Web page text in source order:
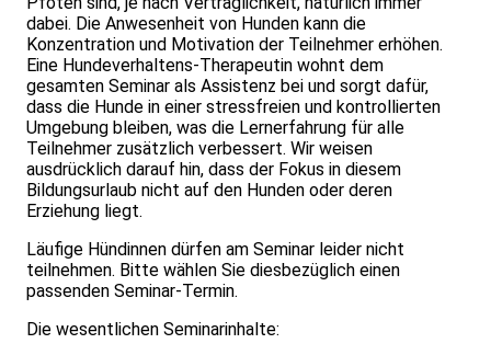
dabei. Die Anwesenheit von Hunden kann die
Konzentration und Motivation der Teilnehmer erhöhen.
Eine Hundeverhaltens-Therapeutin wohnt dem
gesamten Seminar als Assistenz bei und sorgt dafür,
dass die Hunde in einer stressfreien und kontrollierten
Umgebung bleiben, was die Lernerfahrung für alle
Teilnehmer zusätzlich verbessert. Wir weisen
ausdrücklich darauf hin, dass der Fokus in diesem
Bildungsurlaub nicht auf den Hunden oder deren
Erziehung liegt.
Läufige Hündinnen dürfen am Seminar leider nicht
teilnehmen. Bitte wählen Sie diesbezüglich einen
passenden Seminar-Termin.
Die wesentlichen Seminarinhalte: